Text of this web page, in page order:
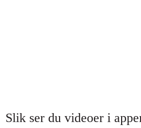
Slik ser du videoer i